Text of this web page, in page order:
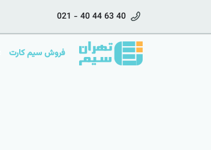
021 - 40 44 63 40
فروش سیم کارت